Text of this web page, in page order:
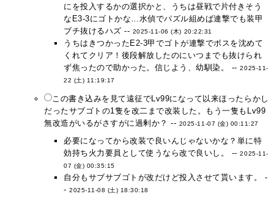
にを投入するかの選択かと、うちは昼戦で片付きそう
なE3-3にゴトかな…水偵でパズル組めば連撃でも装甲
ブチ抜けるハズ -- 2025-11-06 (木) 20:22:31
うちはきつかったE2-3甲でゴトが連撃でボスを沈めて
くれてクリア！後段解放したのにいつまでも抜けられ
ず焦ったので助かった。信じよう、幼馴染。 --2025-11-
22 (土) 11:19:17
この書き込みを見て遠征でLv99になって以来ほったらかし
だったサブゴトの1隻を改二まで改装した。もう一隻もLv99
無改造がいるがさすがに過剰か？ -- 2025-11-07 (金) 00:11:27
必要になってから改装で良いんじゃないかな？単に特
効持ち火力要員として使うなら改で良いし。 --2025-11-
07 (金) 00:35:15
自分もサブサブゴトが改だけど投入させて貰います。 -
-2025-11-08 (土) 18:30:18